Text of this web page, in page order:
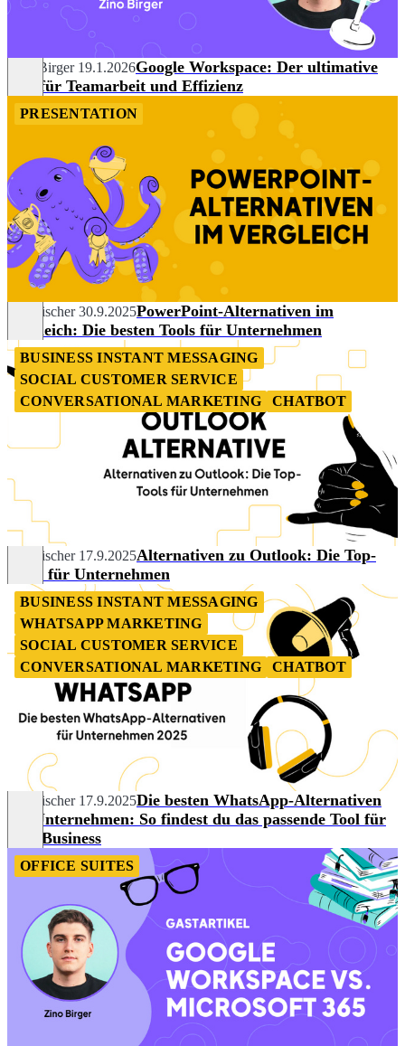
Zino Birger 19.1.2026Google Workspace: Der ultimative
Test für Teamarbeit und Effizienz
PRESENTATION
Tim Fischer 30.9.2025PowerPoint-Alternativen im
Vergleich: Die besten Tools für Unternehmen
BUSINESS INSTANT MESSAGING
SOCIAL CUSTOMER SERVICE
CONVERSATIONAL MARKETING
CHATBOT
Tim Fischer 17.9.2025Alternativen zu Outlook: Die Top-
Tools für Unternehmen
BUSINESS INSTANT MESSAGING
WHATSAPP MARKETING
SOCIAL CUSTOMER SERVICE
CONVERSATIONAL MARKETING
CHATBOT
Tim Fischer 17.9.2025Die besten WhatsApp-Alternativen
für Unternehmen: So findest du das passende Tool für
dein Business
OFFICE SUITES